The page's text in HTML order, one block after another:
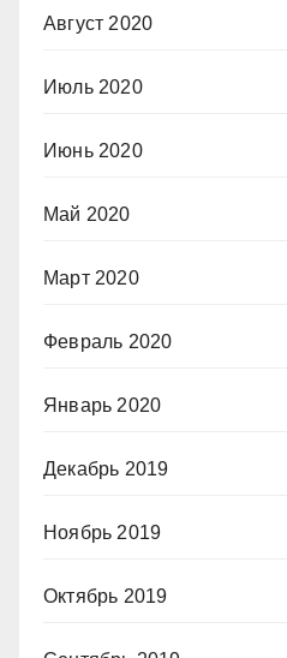
Август 2020
Июль 2020
Июнь 2020
Май 2020
Март 2020
Февраль 2020
Январь 2020
Декабрь 2019
Ноябрь 2019
Октябрь 2019